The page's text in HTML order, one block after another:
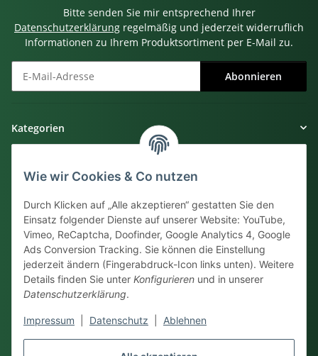
Wie wir Cookies & Co nutzen
Durch Klicken auf „Alle akzeptieren“ gestatten Sie den
Einsatz folgender Dienste auf unserer Website: YouTube,
Vimeo, ReCaptcha, Doofinder, Google Analytics 4, Google
Ads Conversion Tracking. Sie können die Einstellung
jederzeit ändern (Fingerabdruck-Icon links unten). Weitere
Details finden Sie unter Konfigurieren und in unserer
Datenschutzerklärung.
Impressum Datenschutz Ablehnen
Bitte senden Sie mir entsprechend Ihrer
Datenschutzerklärung regelmäßig und jederzeit widerruflich
Informationen zu Ihrem Produktsortiment per E-Mail zu.
Abonnieren
Kategorien
Informationen
Kundensupport
038735 - 81275
Mo - Fr. 8:00 bis 14:00 Uhr
Sie können uns auch eine Nachricht
perKontaktformularoderE-Mailhinterlassen.